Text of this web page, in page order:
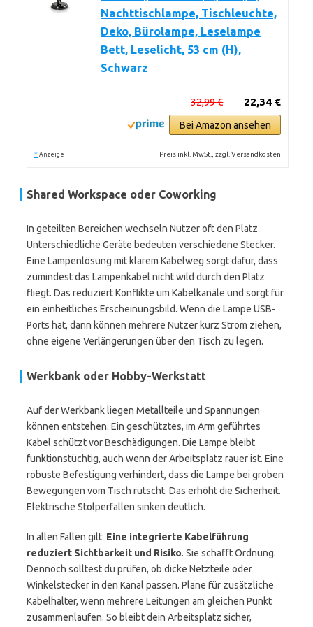
Nachttischlampe, Tischleuchte,
Deko, Bürolampe, Leselampe
Bett, Leselicht, 53 cm (H),
Schwarz
22,34 €
32,99 €
Bei Amazon ansehen
* Anzeige Preis inkl. MwSt., zzgl. Versandkosten
Shared Workspace oder Coworking
In geteilten Bereichen wechseln Nutzer oft den Platz.
Unterschiedliche Geräte bedeuten verschiedene Stecker.
Eine Lampenlösung mit klarem Kabelweg sorgt dafür, dass
zumindest das Lampenkabel nicht wild durch den Platz
fliegt. Das reduziert Konflikte um Kabelkanäle und sorgt für
ein einheitliches Erscheinungsbild. Wenn die Lampe USB-
Ports hat, dann können mehrere Nutzer kurz Strom ziehen,
ohne eigene Verlängerungen über den Tisch zu legen.
Werkbank oder Hobby-Werkstatt
Auf der Werkbank liegen Metallteile und Spannungen
können entstehen. Ein geschütztes, im Arm geführtes
Kabel schützt vor Beschädigungen. Die Lampe bleibt
funktionstüchtig, auch wenn der Arbeitsplatz rauer ist. Eine
robuste Befestigung verhindert, dass die Lampe bei groben
Bewegungen vom Tisch rutscht. Das erhöht die Sicherheit.
Elektrische Stolperfallen sinken deutlich.
In allen Fällen gilt: Eine integrierte Kabelführung
reduziert Sichtbarkeit und Risiko. Sie schafft Ordnung.
Dennoch solltest du prüfen, ob dicke Netzteile oder
Winkelstecker in den Kanal passen. Plane für zusätzliche
Kabelhalter, wenn mehrere Leitungen am gleichen Punkt
zusammenlaufen. So bleibt dein Arbeitsplatz sicher,